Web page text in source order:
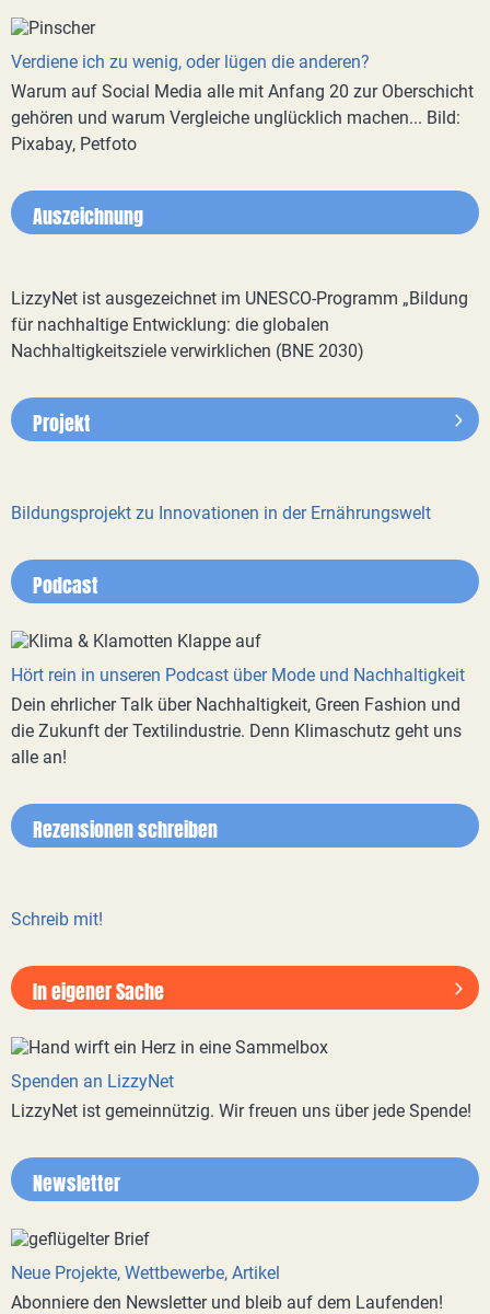
Verdiene ich zu wenig, oder lügen die anderen?
Warum auf Social Media alle mit Anfang 20 zur Oberschicht
gehören und warum Vergleiche unglücklich machen... Bild:
Pixabay, Petfoto
Auszeichnung
LizzyNet ist ausgezeichnet im UNESCO-Programm „Bildung
für nachhaltige Entwicklung: die globalen
Nachhaltigkeitsziele verwirklichen (BNE 2030)
Projekt
Bildungsprojekt zu Innovationen in der Ernährungswelt
Podcast
Hört rein in unseren Podcast über Mode und Nachhaltigkeit
Dein ehrlicher Talk über Nachhaltigkeit, Green Fashion und
die Zukunft der Textilindustrie. Denn Klimaschutz geht uns
alle an!
Rezensionen schreiben
Schreib mit!
In eigener Sache
Spenden an LizzyNet
LizzyNet ist gemeinnützig. Wir freuen uns über jede Spende!
Newsletter
Neue Projekte, Wettbewerbe, Artikel
Abonniere den Newsletter und bleib auf dem Laufenden!